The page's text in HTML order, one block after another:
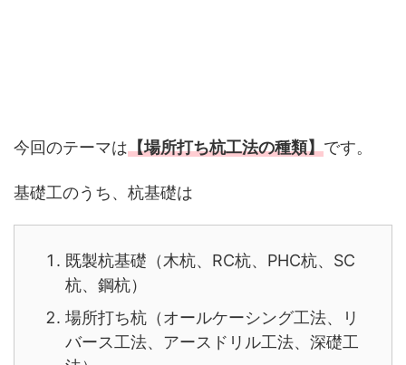
今回のテーマは【場所打ち杭工法の種類】です。
基礎工のうち、杭基礎は
既製杭基礎（木杭、RC杭、PHC杭、SC
杭、鋼杭）
場所打ち杭（オールケーシング工法、リ
バース工法、アースドリル工法、深礎工